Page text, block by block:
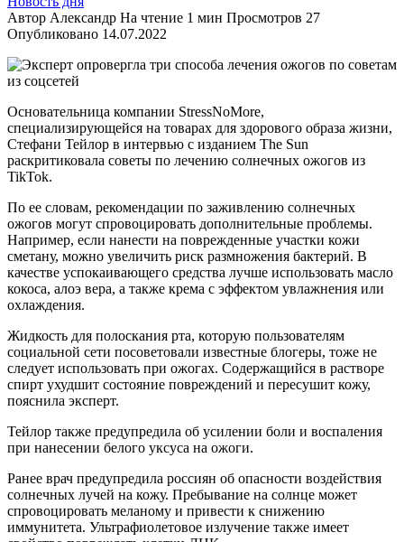
Автор Александр На чтение 1 мин Просмотров 27
Опубликовано 14.07.2022
Основательница компании StressNoMore,
специализирующейся на товарах для здорового образа жизни,
Стефани Тейлор в интервью с изданием The Sun
раскритиковала советы по лечению солнечных ожогов из
TikTok.
По ее словам, рекомендации по заживлению солнечных
ожогов могут спровоцировать дополнительные проблемы.
Например, если нанести на поврежденные участки кожи
сметану, можно увеличить риск размножения бактерий. В
качестве успокаивающего средства лучше использовать масло
кокоса, алоэ вера, а также крема с эффектом увлажнения или
охлаждения.
Жидкость для полоскания рта, которую пользователям
социальной сети посоветовали известные блогеры, тоже не
следует использовать при ожогах. Содержащийся в растворе
спирт ухудшит состояние повреждений и пересушит кожу,
пояснила эксперт.
Тейлор также предупредила об усилении боли и воспаления
при нанесении белого уксуса на ожоги.
Ранее врач предупредила россиян об опасности воздействия
солнечных лучей на кожу. Пребывание на солнце может
спровоцировать меланому и привести к снижению
иммунитета. Ультрафиолетовое излучение также имеет